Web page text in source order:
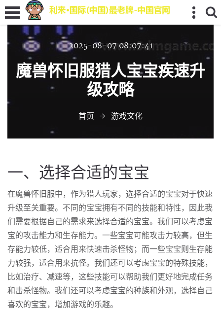
2025-08-07 08:07:41
魔兽怀旧服猎人宝宝疾速升
级攻略
首页 游戏文化
一、选择合适的宝宝
在魔兽怀旧服中，作为猎人玩家，选择合适的宝宝对于快速
升级至关重要。不同的宝宝拥有不同的技能和特性，因此我
们需要根据自己的需求来选择合适的宝宝。我们可以考虑宝
宝的攻击能力和生存能力。一些宝宝可能攻击力较高，但生
存能力较低，适合用来快速击杀怪物；而一些宝宝则生存能
力较强，适合用来抗怪。我们还可以考虑宝宝的特殊技能，
比如治疗、减速等，这些技能可以帮助我们更好地完成任务
和击杀怪物。我们还可以考虑宝宝的种族和外观，选择自己
喜欢的宝宝，增加游戏的乐趣。